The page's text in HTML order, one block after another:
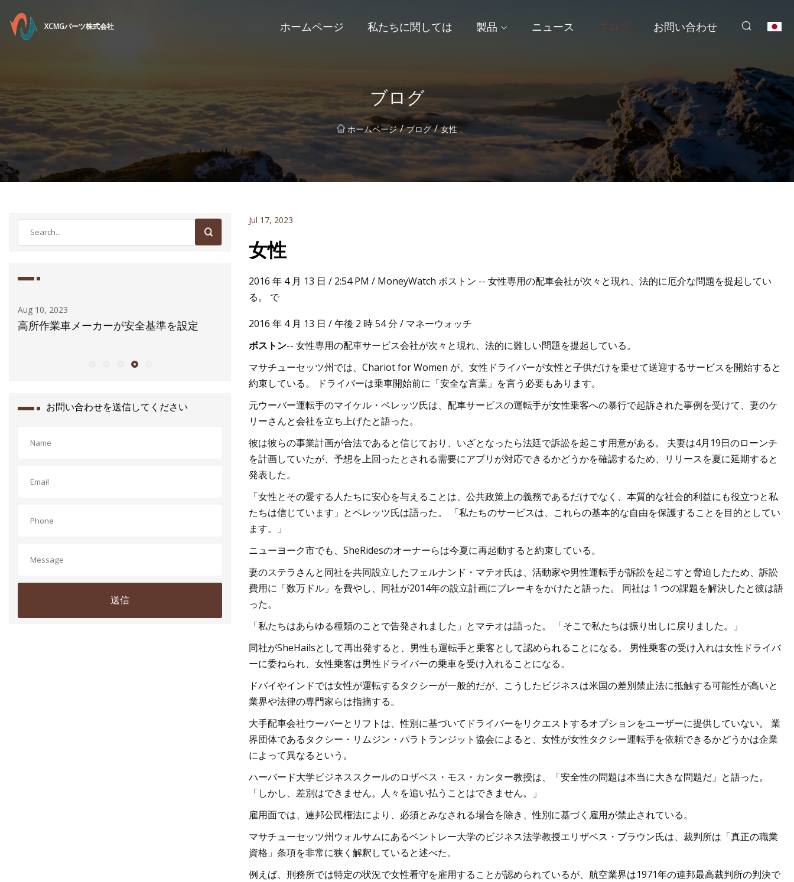
XCMGパーツ株式会社 ホームページ 私たちに関しては 製品 ニュース ブログ お問い合わせ
ブログ
ホームページ / ブログ / 女性
Aug 10, 2023
高所作業車メーカーが安全基準を設定
アゼルバイジャン、ホジャベンドでのトラ
ック爆発に関連した刑事訴訟を開始
2024 フォード レンジャー
お問い合わせを送信してください
送信
Jul 17, 2023
女性
2016 年 4 月 13 日 / 2:54 PM / MoneyWatch ボストン -- 女性専用の配車会社が次々と現れ、法的に厄介な問題を提起してい
る。 で
2016 年 4 月 13 日 / 午後 2 時 54 分 / マネーウォッチ
ボストン-- 女性専用の配車サービス会社が次々と現れ、法的に難しい問題を提起している。
マサチューセッツ州では、Chariot for Women が、女性ドライバーが女性と子供だけを乗せて送迎するサービスを開始すると
約束している。 ドライバーは乗車開始前に「安全な言葉」を言う必要もあります。
元ウーバー運転手のマイケル・ペレッツ氏は、配車サービスの運転手が女性乗客への暴行で起訴された事例を受けて、妻のケ
リーさんと会社を立ち上げたと語った。
彼は彼らの事業計画が合法であると信じており、いざとなったら法廷で訴訟を起こす用意がある。 夫妻は4月19日のローンチ
を計画していたが、予想を上回ったとされる需要にアプリが対応できるかどうかを確認するため、リリースを夏に延期すると
発表した。
「女性とその愛する人たちに安心を与えることは、公共政策上の義務であるだけでなく、本質的な社会的利益にも役立つと私
たちは信じています」とペレッツ氏は語った。 「私たちのサービスは、これらの基本的な自由を保護することを目的としてい
ます。」
ニューヨーク市でも、SheRidesのオーナーらは今夏に再起動すると約束している。
妻のステラさんと同社を共同設立したフェルナンド・マテオ氏は、活動家や男性運転手が訴訟を起こすと脅迫したため、訴訟
費用に「数万ドル」を費やし、同社が2014年の設立計画にブレーキをかけたと語った。 同社は 1 つの課題を解決したと彼は語
った。
「私たちはあらゆる種類のことで告発されました」とマテオは語った。 「そこで私たちは振り出しに戻りました。」
同社がSheHailsとして再出発すると、男性も運転手と乗客として認められることになる。 男性乗客の受け入れは女性ドライバ
ーに委ねられ、女性乗客は男性ドライバーの乗車を受け入れることになる。
ドバイやインドでは女性が運転するタクシーが一般的だが、こうしたビジネスは米国の差別禁止法に抵触する可能性が高いと
業界や法律の専門家らは指摘する。
大手配車会社ウーバーとリフトは、性別に基づいてドライバーをリクエストするオプションをユーザーに提供していない。 業
界団体であるタクシー・リムジン・パラトランジット協会によると、女性が女性タクシー運転手を依頼できるかどうかは企業
によって異なるという。
ハーバード大学ビジネススクールのロザベス・モス・カンター教授は、「安全性の問題は本当に大きな問題だ」と語った。
「しかし、差別はできません。人々を追い払うことはできません。」
雇用面では、連邦公民権法により、必須とみなされる場合を除き、性別に基づく雇用が禁止されている。
マサチューセッツ州ウォルサムにあるベントレー大学のビジネス法学教授エリザベス・ブラウン氏は、裁判所は「真正の職業
資格」条項を非常に狭く解釈していると述べた。
例えば、刑務所では特定の状況で女性看守を雇用することが認められているが、航空業界は1971年の連邦最高裁判所の判決で